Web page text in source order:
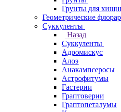
Грунты для
Геометрические
Суккуленты
Назад
Суккуленты
Адромискус
Алоэ
Анакампсеросы
Астрофитумы
Гастерии
Граптоверии
Граптопеталумы